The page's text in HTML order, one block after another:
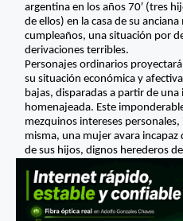
argentina en los años 70′ (tres
de ellos) en la casa de su
cumpleaños, una situación por
derivaciones terribles.
Personajes ordinarios
su situación económica y
bajas, disparadas a partir de
homenajeada. Este
mezquinos intereses
misma, una mujer avara incapaz
de sus hijos, dignos herederos